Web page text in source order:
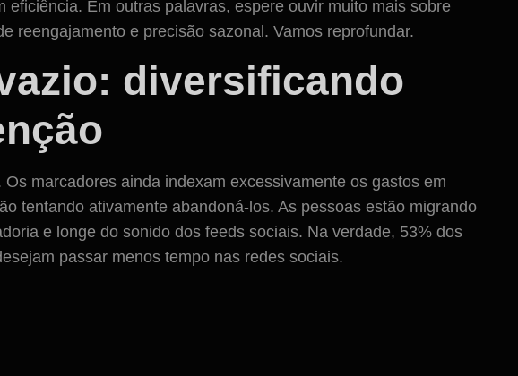
eficiência. Em outras palavras, espere ouvir muito mais sobre
reengajamento e precisão sazonal. Vamos reprofundar.
diversificando
marcadores ainda indexam excessivamente os gastos em
tentando ativamente abandoná-los. As pessoas estão migrando
e longe do sonido dos feeds sociais. Na verdade, 53% dos
passar menos tempo nas redes sociais.